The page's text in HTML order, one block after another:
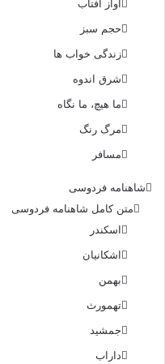
آواز آفتاب
حجم سبز
زندگی خواب ها
شرق اندوه
ما هیچ، ما نگاه
مرگ رنگ
مسافر
شاهنامه فردوسی
متن کامل شاهنامه فردوسی
اسکندر
اشکانیان
بهمن
تهمورث
جمشید
داراب